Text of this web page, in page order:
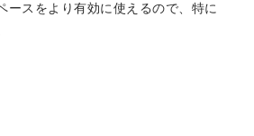
ースをより有効に使えるので、特に